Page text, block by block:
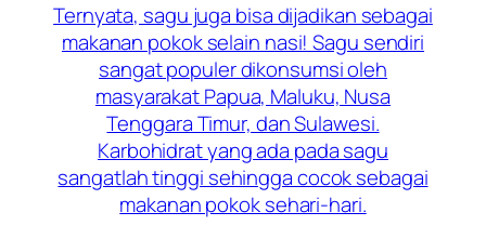
Ternyata, sagu juga bisa dijadikan sebagai
makanan pokok selain nasi! Sagu sendiri
sangat populer dikonsumsi oleh
masyarakat Papua, Maluku, Nusa
Tenggara Timur, dan Sulawesi.
Karbohidrat yang ada pada sagu
sangatlah tinggi sehingga cocok sebagai
makanan pokok sehari-hari.